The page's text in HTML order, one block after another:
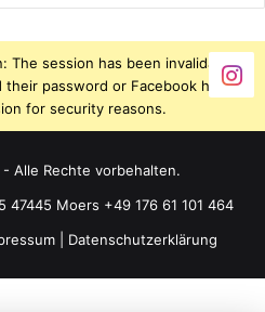
The session has been invalidated
password or Facebook has
for security reasons.
Alle Rechte vorbehalten.
47445 Moers +49 176 61 101 464
Datenschutzerklärung